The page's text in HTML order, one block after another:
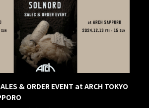
& ORDER EVENT at ARCH TOKYO